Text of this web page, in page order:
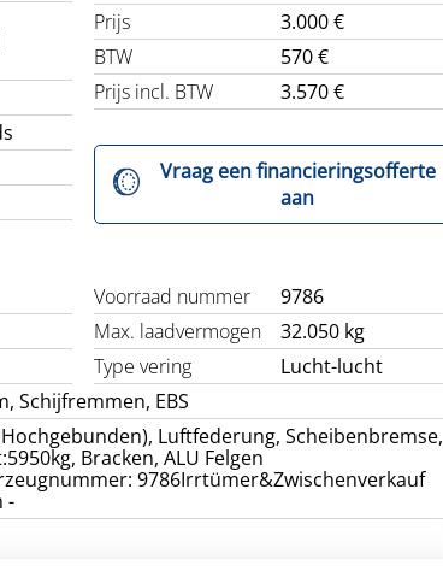
Prijs
3.000 €
BTW
570 €
Prijs incl. BTW
3.570 €
Vraag een financieringsofferte
aan
Voorraad nummer
9786
Max. laadvermogen
32.050 kg
Type vering
Lucht-lucht
Schijfremmen, EBS
Luftfederung, Scheibenbremse,
Bracken, ALU Felgen
9786Irrtümer&Zwischenverkauf
-